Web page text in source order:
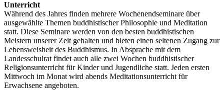
Unterricht
Während des Jahres finden mehrere Wochenendseminare über
ausgewählte Themen buddhistischer Philosophie und Meditation
statt. Diese Seminare werden von den besten buddhistischen
Meistern unserer Zeit gehalten und bieten einen seltenen Zugang zur
Lebensweisheit des Buddhismus. In Absprache mit dem
Landesschulrat findet auch alle zwei Wochen buddhistischer
Religionsunterricht für Kinder und Jugendliche statt. Jeden ersten
Mittwoch im Monat wird abends Meditationsunterricht für
Erwachsene angeboten.